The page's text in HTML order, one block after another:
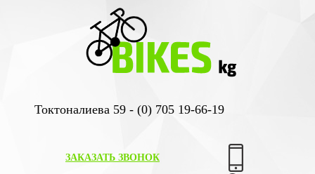
Токтоналиева 59 - (0) 705 19-66-19
ЗАКАЗАТЬ ЗВОНОК